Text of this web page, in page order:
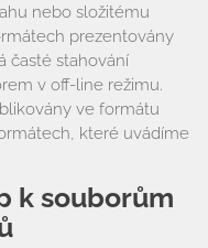
nebo složitému
prezentovány
časté stahování
v off-line režimu.
ve formátu
které uvádíme
k souborům